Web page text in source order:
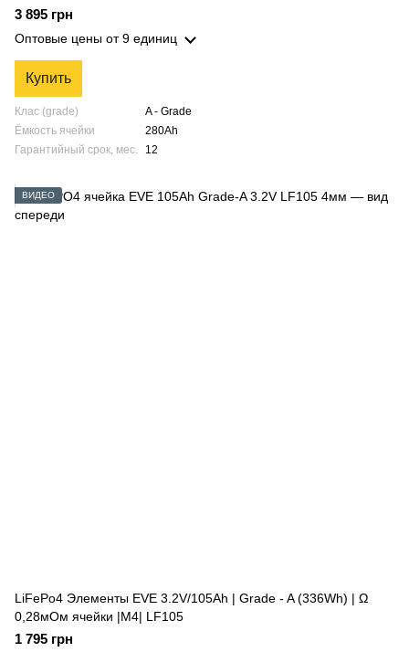
3 895 грн
Оптовые цены от 9 единиц
Купить
Клас (grade)
A - Grade
Ёмкость ячейки
280Ah
Гарантийный срок, мес.
12
ВИДЕО
LiFePo4 Элементы EVE 3.2V/105Ah | Grade - A (336Wh) | Ω
0,28мОм ячейки |M4| LF105
1 795 грн